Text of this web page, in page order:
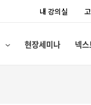
내 강의실
현장세미나 넥